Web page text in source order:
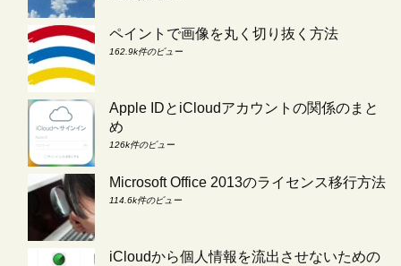
ペイントで画像を丸く切り抜く方法
162.9k件のビュー
Apple IDとiCloudアカウントの関係のまと
め
126k件のビュー
Microsoft Office 2013のライセンス移行方法
114.6k件のビュー
iCloudから個人情報を流出させないための